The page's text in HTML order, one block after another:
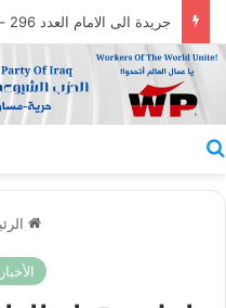
جريدة الى الامام العدد 296 – 28/07/2026
الأخبار